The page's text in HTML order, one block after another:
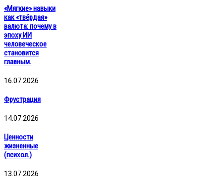
«Мягкие» навыки
как «твёрдая»
валюта: почему в
эпоху ИИ
человеческое
становится
главным.
16.07.2026
Фрустрация
14.07.2026
Ценности
жизненные
(психол.)
13.07.2026